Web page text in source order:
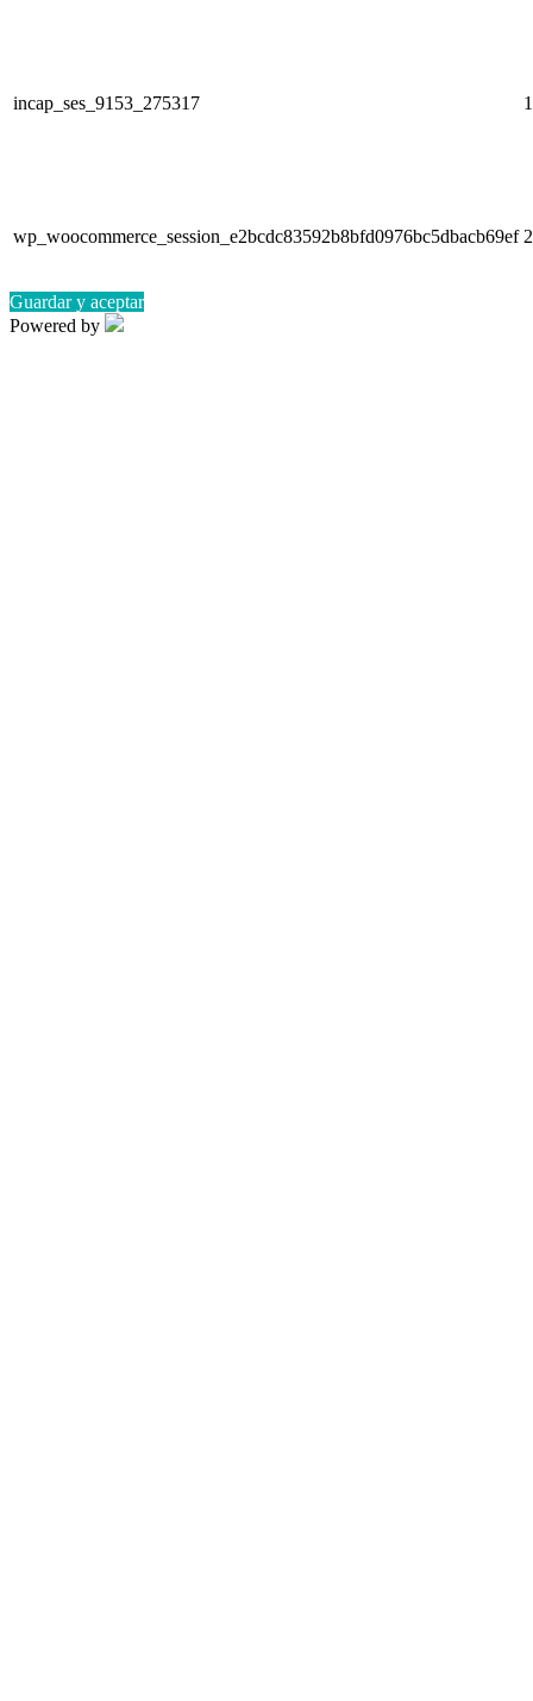
incap_ses_9153_275317
wp_woocommerce_session_e2bcdc83592b8bfd0976bc5dbacb69ef
Guardar y aceptar
Powered by